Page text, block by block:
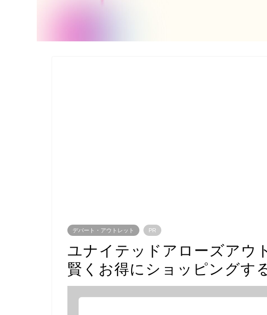
デパート・アウトレット PR
ユナイテッドアローズアウ
賢くお得にショッピングす